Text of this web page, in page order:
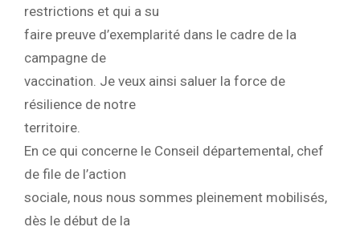
restrictions et qui a su
faire preuve d’exemplarité dans le cadre de la
campagne de
vaccination. Je veux ainsi saluer la force de
résilience de notre
territoire.
En ce qui concerne le Conseil départemental, chef
de file de l’action
sociale, nous nous sommes pleinement mobilisés,
dès le début de la